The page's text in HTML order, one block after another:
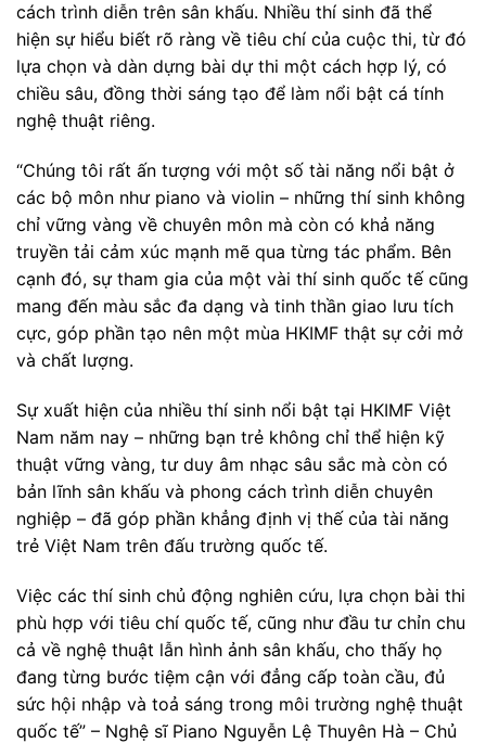
cách trình diễn trên sân khấu. Nhiều thí sinh đã thể
hiện sự hiểu biết rõ ràng về tiêu chí của cuộc thi, từ đó
lựa chọn và dàn dựng bài dự thi một cách hợp lý, có
chiều sâu, đồng thời sáng tạo để làm nổi bật cá tính
nghệ thuật riêng.
“Chúng tôi rất ấn tượng với một số tài năng nổi bật ở
các bộ môn như piano và violin – những thí sinh không
chỉ vững vàng về chuyên môn mà còn có khả năng
truyền tải cảm xúc mạnh mẽ qua từng tác phẩm. Bên
cạnh đó, sự tham gia của một vài thí sinh quốc tế cũng
mang đến màu sắc đa dạng và tinh thần giao lưu tích
cực, góp phần tạo nên một mùa HKIMF thật sự cởi mở
và chất lượng.
Sự xuất hiện của nhiều thí sinh nổi bật tại HKIMF Việt
Nam năm nay – những bạn trẻ không chỉ thể hiện kỹ
thuật vững vàng, tư duy âm nhạc sâu sắc mà còn có
bản lĩnh sân khấu và phong cách trình diễn chuyên
nghiệp – đã góp phần khẳng định vị thế của tài năng
trẻ Việt Nam trên đấu trường quốc tế.
Việc các thí sinh chủ động nghiên cứu, lựa chọn bài thi
phù hợp với tiêu chí quốc tế, cũng như đầu tư chỉn chu
cả về nghệ thuật lẫn hình ảnh sân khấu, cho thấy họ
đang từng bước tiệm cận với đẳng cấp toàn cầu, đủ
sức hội nhập và toả sáng trong môi trường nghệ thuật
quốc tế” – Nghệ sĩ Piano Nguyễn Lệ Thuyên Hà – Chủ